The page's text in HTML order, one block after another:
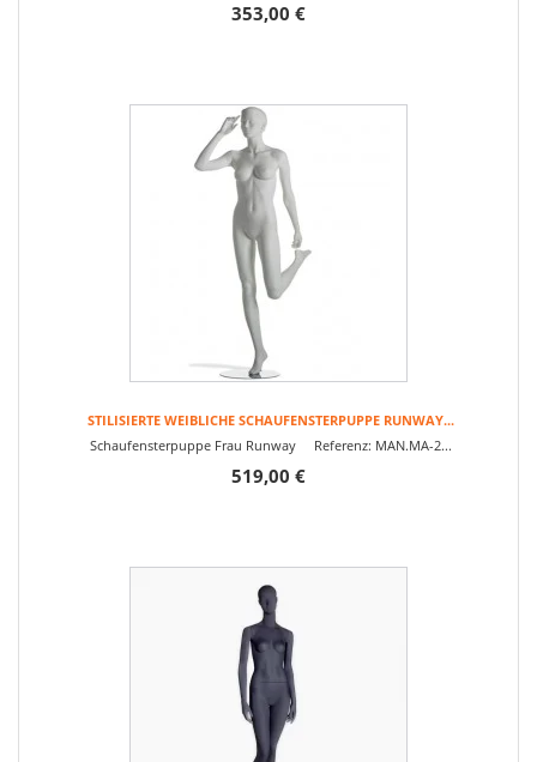
353,00 €
STILISIERTE WEIBLICHE SCHAUFENSTERPUPPE RUNWAY...
Schaufensterpuppe Frau Runway Referenz: MAN.MA-2...
519,00 €